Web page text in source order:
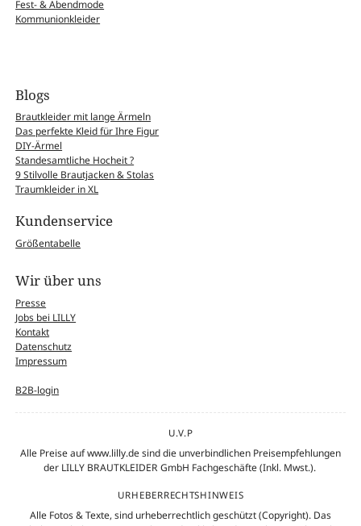
Fest- & Abendmode
Kommunionkleider
Blogs
Brautkleider mit lange Ärmeln
Das perfekte Kleid für Ihre Figur
DIY-Ärmel
Standesamtliche Hocheit ?
9 Stilvolle Brautjacken & Stolas
Traumkleider in XL
Kundenservice
Größentabelle
Wir über uns
Presse
Jobs bei LILLY
Kontakt
Datenschutz
Impressum
B2B-login
U.V.P
Alle Preise auf www.lilly.de sind die unverbindlichen Preisempfehlungen
der LILLY BRAUTKLEIDER GmbH Fachgeschäfte (Inkl. Mwst.).
URHEBERRECHTSHINWEIS
Alle Fotos & Texte, sind urheberrechtlich geschützt (Copyright). Das